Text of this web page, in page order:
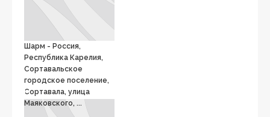
Шарм - Россия,
Республика Карелия,
Сортавальское
городское поселение,
Сортавала, улица
Маяковского, ...